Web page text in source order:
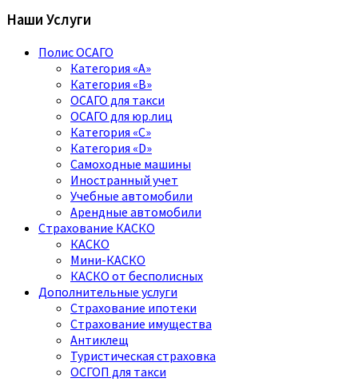
Наши Услуги
Полис ОСАГО
Категория «A»
Категория «B»
ОСАГО для такси
ОСАГО для юр.лиц
Категория «C»
Категория «D»
Самоходные машины
Иностранный учет
Учебные автомобили
Арендные автомобили
Страхование КАСКО
КАСКО
Мини-КАСКО
КАСКО от бесполисных
Дополнительные услуги
Страхование ипотеки
Страхование имущества
Антиклещ
Туристическая страховка
ОСГОП для такси